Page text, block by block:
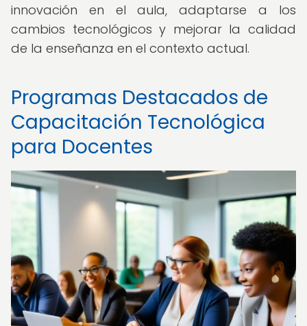
innovación en el aula, adaptarse a los
cambios tecnológicos y mejorar la calidad
de la enseñanza en el contexto actual.
Programas Destacados de
Capacitación Tecnológica
para Docentes